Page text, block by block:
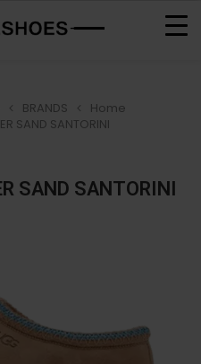
Home
BRANDS
SAND SANTORINI
SAND SANTORINI